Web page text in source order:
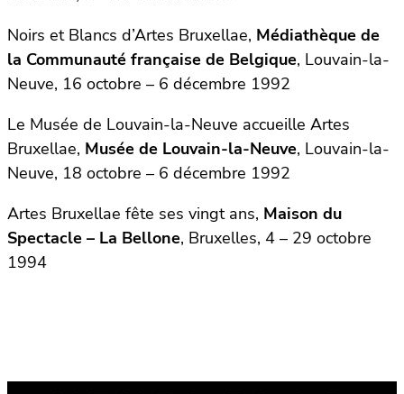
Noirs et Blancs d’Artes Bruxellae, Médiathèque de
la Communauté française de Belgique, Louvain-la-
Neuve, 16 octobre – 6 décembre 1992
Le Musée de Louvain-la-Neuve accueille Artes
Bruxellae, Musée de Louvain-la-Neuve, Louvain-la-
Neuve, 18 octobre – 6 décembre 1992
Artes Bruxellae fête ses vingt ans, Maison du
Spectacle – La Bellone, Bruxelles, 4 – 29 octobre
1994